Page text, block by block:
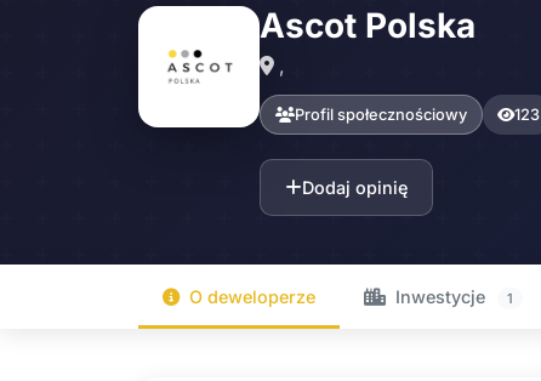
Ascot Polska
,
Profil społecznościowy 123
Dodaj opinię
O deweloperze Inwestycje 1